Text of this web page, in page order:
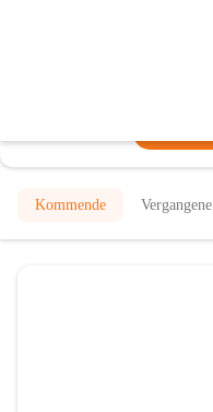
Kommende Vergangene